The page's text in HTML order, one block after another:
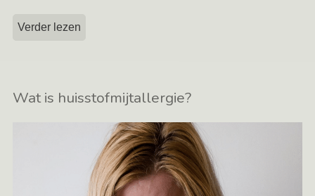
Verder lezen
Wat is huisstofmijtallergie?